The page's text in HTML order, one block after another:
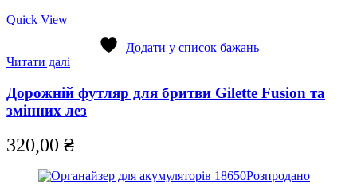
Quick View
Додати у список бажань
Читати далі
Дорожній футляр для бритви Gilette Fusion та
змінних лез
320,00 ₴
Розпродано